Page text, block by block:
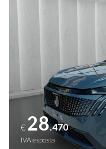
€ 28.470
IVA esposta